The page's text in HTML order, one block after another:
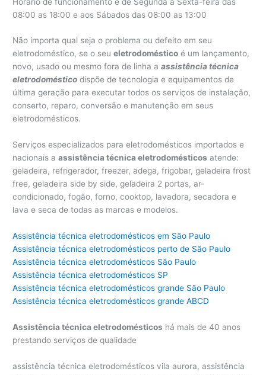
08:00 as 18:00 e aos Sábados das 08:00 as 13:00
Não importa qual seja o problema ou defeito em seu
eletrodoméstico, se o seueletrodoméstico é um lançamento,
novo, usado ou mesmo fora de linha aassistência técnica
eletrodoméstico dispõe de tecnologia e equipamentos de
última geração para executar todos os serviços de instalação,
conserto, reparo, conversão e manutenção em seus
eletrodomésticos.
Serviços especializados para eletrodomésticos importados e
nacionais aassistência técnica eletrodomésticos atende:
geladeira, refrigerador, freezer, adega, frigobar, geladeira frost
free, geladeira side by side, geladeira 2 portas, ar-
condicionado, fogão, forno, cooktop, lavadora, secadora e
lava e seca de todas as marcas e modelos.
Assistência técnica eletrodomésticos em São Paulo
Assistência técnica eletrodomésticos perto de São Paulo
Assistência técnica eletrodomésticos São Paulo
Assistência técnica eletrodomésticos SP
Assistência técnica eletrodomésticos grande São Paulo
Assistência técnica eletrodomésticos grande ABCD
Assistência técnica eletrodomésticos há mais de 40 anos
prestando serviços de qualidade
assistência técnica eletrodomésticos vila aurora, assistência técnica eletrodomésticos jardim ipanema, assistência técnica eletrodomésticos jardim pan americano, assistência técnica eletrodomésticos jardim bandeirantes, assistência técnica eletrodomésticos parque das nações unidas, assistência técnica eletrodomésticos jardim rincão, assistência técnica eletrodomésticos city jaraguá, assistência técnica eletrodomésticos sol nascente, assistência técnica eletrodomésticos taipas, assistência técnica eletrodomésticos parque de taipas, assistência técnica eletrodomésticos canto galo, assistência técnica eletrodomésticos vila zatt, assistência técnica eletrodomésticos morro doce, assistência técnica eletrodomésticos jardim regina, assistência técnica eletrodomésticos vila mirante, assistência técnica eletrodomésticos mutinga, assistência técnica eletrodomésticos vila mutinga, assistência técnica eletrodomésticos em são paulo, assistência técnica eletrodomésticos sp, assistência técnica eletrodomésticos são paulo, assistência técnica eletrodomésticos perto de são paulo, assistência técnica eletrodomésticos brasil, assistência técnica eletrodomésticos zona norte, assistência técnica eletrodomésticos zona sul, assistência técnica eletrodomésticos zona leste, assistência técnica eletrodomésticos zona oeste, assistência técnica eletrodomésticos pirituba, assistência técnica eletrodomésticos piqueri, assistência técnica eletrodomésticos freguesia do ó, assistência técnica eletrodomésticos parque são domingos, assistência técnica eletrodomésticos jaguaré, assistência técnica eletrodomésticos parque Samsung, assistência técnica eletrodomésticos jaguara, assistência técnica eletrodomésticos jaraguá, assistência técnica eletrodomésticos parada de taipas, assistência técnica eletrodomésticos osasco, assistência técnica eletrodomésticos barueri, assistência técnica eletrodomésticos alphaville, assistência técnica eletrodomésticos tamboré, assistência técnica eletrodomésticos cotia, assistência técnica eletrodomésticos granja viana, assistência técnica eletrodomésticos carapicuíba, assistência técnica eletrodomésticos santana, assistência técnica eletrodomésticos casa verde, assistência técnica eletrodomésticos tremembé, assistência técnica eletrodomésticos imirim, assistência técnica eletrodomésticos jardim são bento, assistência técnica eletrodomésticos jardim são paulo, assistência técnica eletrodomésticos vila maria, assistência técnica eletrodomésticos lapa, assistência técnica eletrodomésticos alto da lapa, assistência técnica eletrodomésticos pinheiros, assistência técnica eletrodomésticos alto de pinheiros, assistência técnica eletrodomésticos perdizes, assistência técnica eletrodomésticos pacembu, assistência técnica eletrodomésticos pompeia, assistência técnica eletrodomésticos vila leolpodina, assistência técnica eletrodomésticos vila romana, assistência técnica eletrodomésticos city lapa, assistência técnica eletrodomésticos ceasa, assistência técnica eletrodomésticos villa lobos, assistência técnica eletrodomésticos vila hamburguesa, assistência técnica eletrodomésticos jardins, assistência técnica eletrodomésticos jardim paulista, assistência técnica eletrodomésticos jardim paulistano, assistência técnica eletrodomésticos jardim europa, assistência técnica eletrodomésticos vila olímpia, assistência técnica eletrodomésticos vila nova conceição, assistência técnica eletrodomésticos vila clementino, assistência técnica eletrodomésticos moema, assistência técnica eletrodomésticos ibirapuera, assistência técnica eletrodomésticos cerqueira cesar, assistência técnica eletrodomésticos consolação, assistência técnica eletrodomésticos vila buarque, assistência técnica eletrodomésticos higienópolis, assistência técnica eletrodomésticos campo belo, assistência técnica eletrodomésticos aeroporto, assistência técnica eletrodomésticos santo amaro, assistência técnica eletrodomésticos morumbi, assistência técnica eletrodomésticos morumbi sul, assistência técnica eletrodomésticos real parque, assistência técnica eletrodomésticos bela vista, assistência técnica eletrodomésticos vila mariana, assistência técnica eletrodomésticos praça da árvore, assistência técnica eletrodomésticos bosque da sáude, assistência técnica eletrodomésticos tatuapé, assistência técnica eletrodomésticos penha, assistência técnica eletrodomésticos jardim anália franco, assistência técnica eletrodomésticos butantã, assistência técnica eletrodomésticos cidade jardim, assistência técnica eletrodomésticos jardim luzitania, assistência técnica eletrodomésticos vila progredior, assistência técnica eletrodomésticos jardim silvia, assistência técnica eletrodomésticos paineiras do morumbi, assistência técnica eletrodomésticos brooklin, assistência técnica eletrodomésticos vila sonia, assistência técnica eletrodomésticos indianópolis, assistência técnica eletrodomésticos planalto paulista, assistência técnica eletrodomésticos jardim petropolis, assistência técnica eletrodomésticos brooklin velho, assistência técnica eletrodomésticos jardim cordeiro, assistência técnica eletrodomésticos chácara santo antonio, assistência técnica eletrodomésticos alto da boa vista, assistência técnica eletrodomésticos vila elvira, assistência técnica eletrodomésticos santa cecília, assistência técnica eletrodomésticos aclimação, assistência técnica eletrodomésticos cambuci, assistência técnica eletrodomésticos ipiranga, assistência técnica eletrodomésticos são caetano, assistência técnica eletrodomésticos são bernado, assistência técnica eletrodomésticos santo andré, assistência técnica eletrodomésticos vila madalena, assistência técnica eletrodomésticos jardim das flores, assistência técnica eletrodomésticos parque dos príncipes, assistência técnica eletrodomésticos em são paulo, assistência técnica eletrodomésticos são paulo, assistência técnica eletrodomésticos perto de são paulo, assistência técnica eletrodoméstico, assistência técnica para eletrodoméstico, assistência técnica eletrodomésticos nacionais e importados, assistência técnica de eletrodomésticos em são paulo, assisténcia assistência técnica eletrodomésticos, assistencia tecnica eletrodomesticos sp, assistencia tecnica eletrodomesticos zona norte, conserto de eletrodomésticos sp, assistencia tecnica microondas zona leste, assistencia tecnica eletrodomesticos pinheiros, assistência técnica eletrodomésticos importados, assistência técnica eletrodoméstico importado, assistência técnica para eletrodomésticos em saúde, assistência técnica para eletrodomésticos em república, assistência técnica eletrodoméstico brastemp, assistência técnica eletrodoméstico electrolux, assistência técnica eletrodoméstico bosch, assistência técnica eletrodoméstico continental, assistência técnica eletrodoméstico consul, assistência técnica eletrodoméstico ge, assistência técnica eletrodoméstico mueller, assistência técnica eletrodoméstico whirlpool, assistência técnica eletrodoméstico atlas, assistência técnica eletrodoméstico dako, assistência técnica eletrodoméstico clarice, assistência técnica eletrodoméstico lg, assistência técnica eletrodoméstico venax, assistência técnica eletrodoméstico samsung, assistência técnica eletrodoméstico tecno, assistência técnica eletrodoméstico lofra, assistência técnica eletrodoméstico bertazzoni, assistência técnica eletrodoméstico maytag, assistência técnica eletrodoméstico liebherr, assistência técnica eletrodoméstico amana, assistência técnica eletrodoméstico speed queen, assistência técnica eletrodoméstico esmaltec, assistência técnica eletrodoméstico elettromec, assistência técnica eletrodoméstico futura, assistência técnica eletrodoméstico braslar, assistência técnica eletrodoméstico asko, assistência técnica eletrodoméstico ilve, assistência técnica eletrodoméstico metalmaq, assistência técnica eletrodoméstico best, assistência técnica eletrodoméstico fogatti, assistência técnica eletrodoméstico dacor, assistência técnica eletrodoméstico realce, assistência técnica eletrodoméstico ducane, assistência técnica eletrodoméstico fischer, assistência técnica eletrodoméstico faber, assistência técnica eletrodoméstico gaggenau, assistência técnica eletrodoméstico venâncio, assistência técnica eletrodoméstico goumert, assistência técnica eletrodoméstico tecnogás, assistência técnica eletrodoméstico heartland, assistência técnica eletrodoméstico jenn air, assistência técnica eletrodoméstico maruel, assistência técnica eletrodoméstico sub zero, assistência técnica eletrodoméstico weber, assistência técnica eletrodoméstico smeg, assistência técnica eletrodoméstico wolf, assistência técnica eletrodoméstico viking, assistência técnica eletrodoméstico u-line, assistência técnica eletrodoméstico frigidaire, assistência técnica eletrodoméstico kenmore, assistência técnica eletrodoméstico ariston, assistência técnica eletrodoméstico aga, assistência técnica eletrodoméstico american range, assistência técnica eletrodoméstico thermador, assistência técnica eletrodoméstico blomberg, assistência técnica eletrodoméstico northland, assistência técnica eletrodoméstico dcs, assistência técnica eletrodoméstico diva, assistência técnica geladeira, assistência técnica refrigerador, assistência técnica ar-condicionado, assistência técnica freezer, assistência técnica adega, assistência técnica frigobar, assistência técnica geladeira side by side, assistência técnica refrigerador side by side, assistência técnica frost free, assistência técnica geladeia frost free, assistência técnica fogão, assistência técnica forno, assistência técnica cooktop, assistência técnica microondas, assistência técnica forno elétrico, assistência técnica forno a gás, assistência técnica lavadora, assistência técnica secadora, assistência técnica lava e seca, assistência técnica máquina de lavar, assistência técnica máquina de secar, assistência técnica máquina de lavar e secar, assistência técnica máquina de lavar roupa, assistência técnica máquina de sec